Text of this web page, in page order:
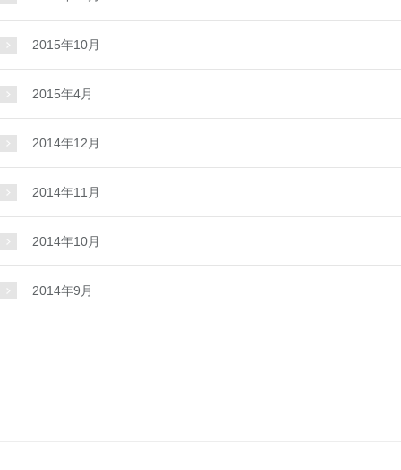
2015年10月
2015年4月
2014年12月
2014年11月
2014年10月
2014年9月